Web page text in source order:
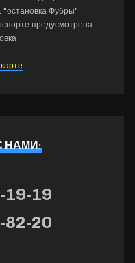
Фубры"
предусмотрена
НАМИ:
19-19
82-20